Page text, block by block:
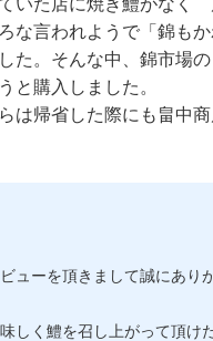
いた店に焼き鱧がなく
な言われようで「錦も
た。そんな中、錦市場
と購入しました。
は帰省した際にも畠中
ューを頂きまして誠にあり
しく鱧を召し上がって頂け